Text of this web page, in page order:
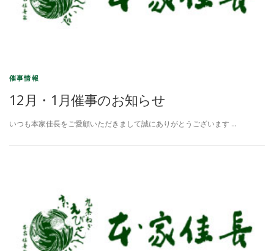
催事情報
12月・1月催事のお知らせ
いつも本家佳長をご愛顧いただきまして誠にありがとうございます …